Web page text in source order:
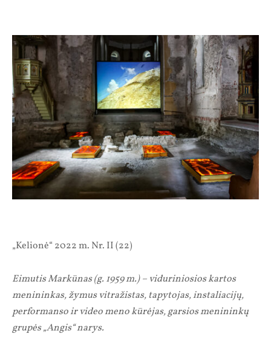
„Kelionė“ 2022 m. Nr. II (22)
Eimutis Markūnas (g. 1959 m.) – viduriniosios kartos
menininkas, žymus vitražistas, tapytojas, instaliacijų,
performanso ir video meno kūrėjas, garsios menininkų
grupės „Angis“ narys.